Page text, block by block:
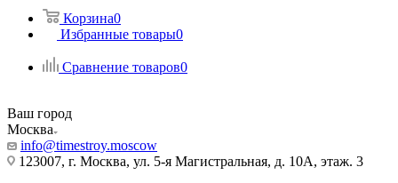
Корзина0
Избранные товары0
Сравнение товаров0
Ваш город
Москва
info@timestroy.moscow
123007, г. Москва, ул. 5-я Магистральная, д. 10А, этаж. 3